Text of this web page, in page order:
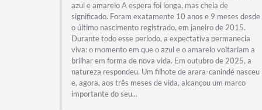
azul e amarelo A espera foi longa, mas cheia de
significado. Foram exatamente 10 anos e 9 meses desde
o último nascimento registrado, em janeiro de 2015.
Durante todo esse período, a expectativa permanecia
viva: o momento em que o azul e o amarelo voltariam a
brilhar em forma de nova vida. Em outubro de 2025, a
natureza respondeu. Um filhote de arara-canindé nasceu
e, agora, aos três meses de vida, alcançou um marco
importante do seu...